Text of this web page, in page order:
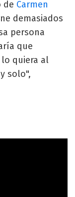
de Carmen
demasiados
persona
que
lo quiera al
solo",